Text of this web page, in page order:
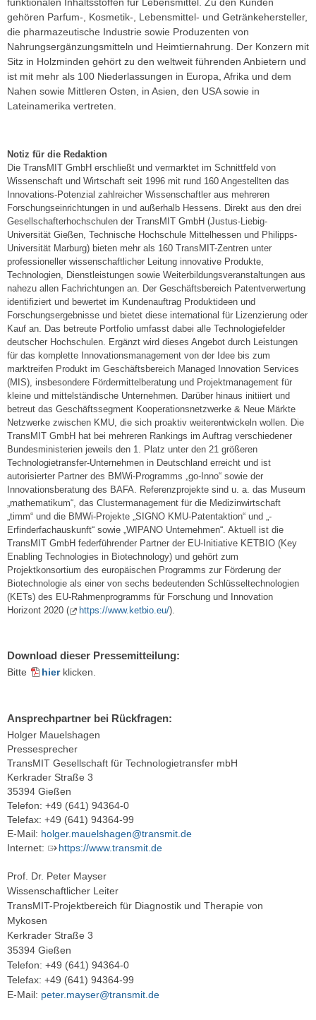
gehören Parfum-, Kosmetik-, Lebensmittel- und Getränkehersteller,
die pharmazeutische Industrie sowie Produzenten von
Nahrungsergänzungsmitteln und Heimtiernahrung. Der Konzern mit
Sitz in Holzminden gehört zu den weltweit führenden Anbietern und
ist mit mehr als 100 Niederlassungen in Europa, Afrika und dem
Nahen sowie Mittleren Osten, in Asien, den USA sowie in
Lateinamerika vertreten.
Notiz für die Redaktion
Die TransMIT GmbH erschließt und vermarktet im Schnittfeld von
Wissenschaft und Wirtschaft seit 1996 mit rund 160 Angestellten das
Innovations-Potenzial zahlreicher Wissenschaftler aus mehreren
Forschungseinrichtungen in und außerhalb Hessens. Direkt aus den drei
Gesellschafterhochschulen der TransMIT GmbH (Justus-Liebig-
Universität Gießen, Technische Hochschule Mittelhessen und Philipps-
Universität Marburg) bieten mehr als 160 TransMIT-Zentren unter
professioneller wissenschaftlicher Leitung innovative Produkte,
Technologien, Dienstleistungen sowie Weiterbildungsveranstaltungen aus
nahezu allen Fachrichtungen an. Der Geschäftsbereich Patentverwertung
identifiziert und bewertet im Kundenauftrag Produktideen und
Forschungsergebnisse und bietet diese international für Lizenzierung oder
Kauf an. Das betreute Portfolio umfasst dabei alle Technologiefelder
deutscher Hochschulen. Ergänzt wird dieses Angebot durch Leistungen
für das komplette Innovationsmanagement von der Idee bis zum
marktreifen Produkt im Geschäftsbereich Managed Innovation Services
(MIS), insbesondere Fördermittelberatung und Projektmanagement für
kleine und mittelständische Unternehmen. Darüber hinaus initiiert und
betreut das Geschäftssegment Kooperationsnetzwerke & Neue Märkte
Netzwerke zwischen KMU, die sich proaktiv weiterentwickeln wollen. Die
TransMIT GmbH hat bei mehreren Rankings im Auftrag verschiedener
Bundesministerien jeweils den 1. Platz unter den 21 größeren
Technologietransfer-Unternehmen in Deutschland erreicht und ist
autorisierter Partner des BMWi-Programms „go-Inno“ sowie der
Innovationsberatung des BAFA. Referenzprojekte sind u. a. das Museum
„mathematikum“, das Clustermanagement für die Medizinwirtschaft
„timm“ und die BMWi-Projekte „SIGNO KMU-Patentaktion“ und „-
Erfinderfachauskunft“ sowie „WIPANO Unternehmen“. Aktuell ist die
TransMIT GmbH federführender Partner der EU-Initiative KETBIO (Key
Enabling Technologies in Biotechnology) und gehört zum
Projektkonsortium des europäischen Programms zur Förderung der
Biotechnologie als einer von sechs bedeutenden Schlüsseltechnologien
(KETs) des EU-Rahmenprogramms für Forschung und Innovation
Horizont 2020 (
https://www.ketbio.eu/).
Download dieser Pressemitteilung:
Bitte hierklicken.
Ansprechpartner bei Rückfragen:
Holger Mauelshagen
Pressesprecher
TransMIT Gesellschaft für Technologietransfer mbH
Kerkrader Straße 3
35394 Gießen
Telefon: +49 (641) 94364-0
Telefax: +49 (641) 94364-99
E-Mail: holger.mauelshagen@transmit.de
Internet:
https://www.transmit.de
Prof. Dr. Peter Mayser
Wissenschaftlicher Leiter
TransMIT-Projektbereich für Diagnostik und Therapie von
Mykosen
Kerkrader Straße 3
35394 Gießen
Telefon: +49 (641) 94364-0
Telefax: +49 (641) 94364-99
E-Mail: peter.mayser@transmit.de